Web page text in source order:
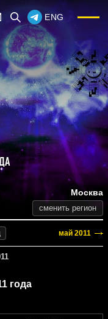
ENG
Москва
сменить регион
май 2011
года